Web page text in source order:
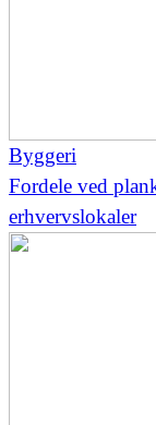
Byggeri
Fordele ved
erhvervslokaler